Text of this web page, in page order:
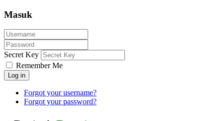
Masuk
Secret Key
Remember Me
Log in
Forgot your username?
Forgot your password?